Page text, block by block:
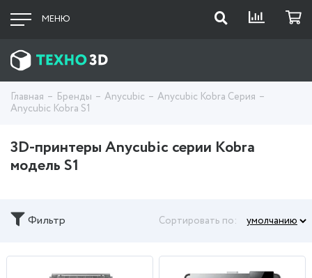
МЕНЮ
Главная Бренды Anycubic
Anycubic Kobra Серия
Anycubic Kobra S1
3D-принтеры Anycubic серии Kobra
модель S1
Фильтр Сортировать по: